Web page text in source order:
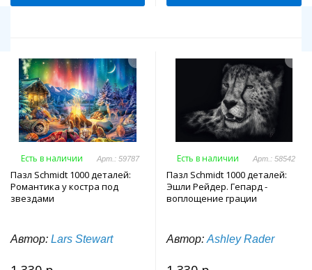
Есть в наличии Арт.: 59787
Пазл Schmidt 1000 деталей:
Романтика у костра под
звездами
Автор: Lars Stewart
Есть в наличии Арт.: 58542
Пазл Schmidt 1000 деталей:
Эшли Рейдер. Гепард -
воплощение грации
Автор: Ashley Rader